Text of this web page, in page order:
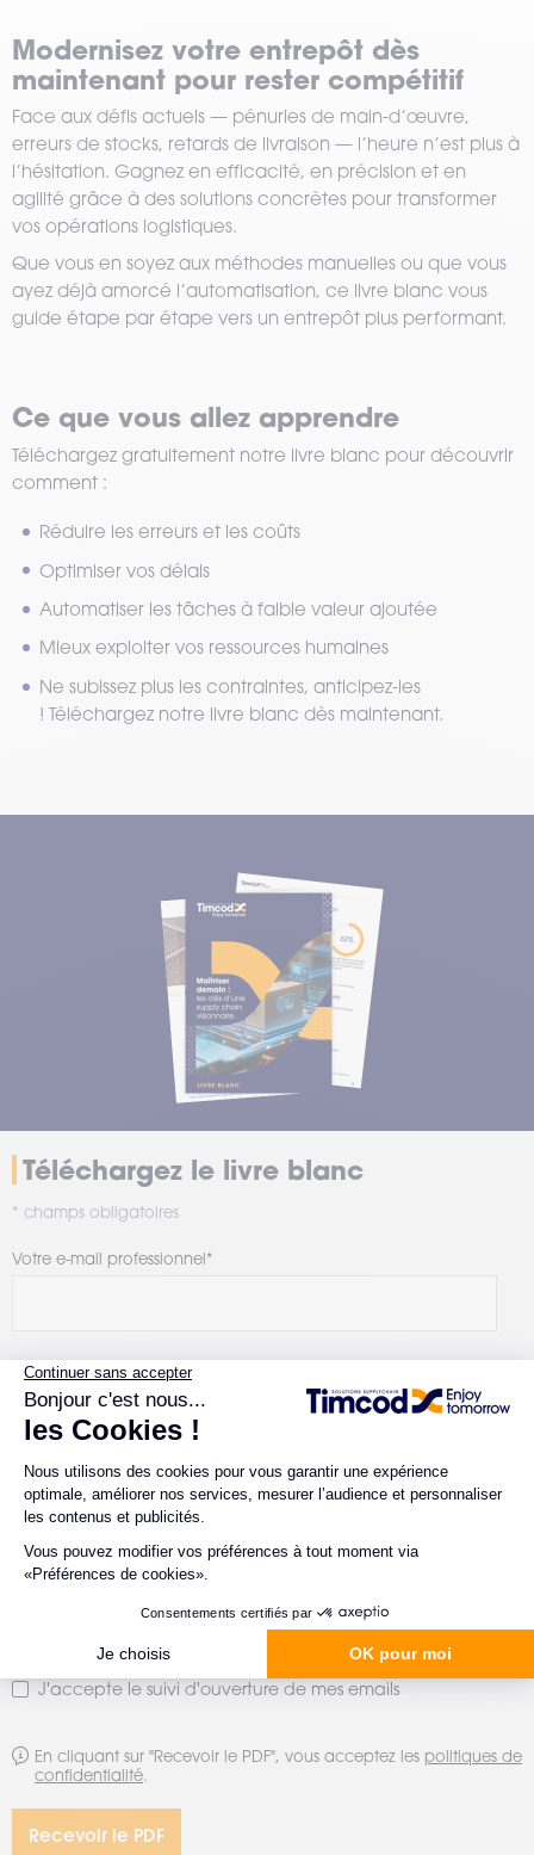
Modernisez votre entrepôt dès
maintenant pour rester compétitif
Face aux défis actuels — pénuries de main-d’œuvre,
erreurs de stocks, retards de livraison — l’heure n’est plus à
l’hésitation. Gagnez en efficacité, en précision et en
agilité grâce à des solutions concrètes pour transformer
vos opérations logistiques.
Que vous en soyez aux méthodes manuelles ou que vous
ayez déjà amorcé l’automatisation, ce livre blanc vous
guide étape par étape vers un entrepôt plus performant.
Ce que vous allez apprendre
Téléchargez gratuitement notre livre blanc pour découvrir
comment :
Réduire les erreurs et les coûts
Optimiser vos délais
Automatiser les tâches à faible valeur ajoutée
Mieux exploiter vos ressources humaines
Ne subissez plus les contraintes, anticipez-les
! Téléchargez notre livre blanc dès maintenant.
Téléchargez le livre blanc
* champs obligatoires
Votre e-mail professionnel*
Votre entreprise *
Votre métier*
Votre poste*
J'accepte le suivi d'ouverture de mes emails
En cliquant sur "Recevoir le PDF", vous acceptez les politiques de
confidentialité.